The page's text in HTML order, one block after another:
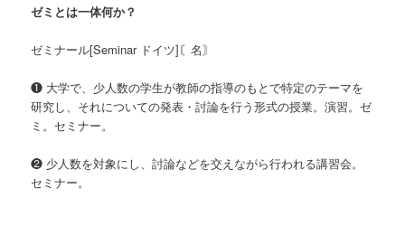
ゼミとは一体何か？
ゼミナール[Seminar ドイツ]〘名〙
❶ 大学で、少人数の学生が教師の指導のもとで特定のテーマを
研究し、それについての発表・討論を行う形式の授業。演習。ゼ
ミ。セミナー。
❷ 少人数を対象にし、討論などを交えながら行われる講習会。
セミナー。